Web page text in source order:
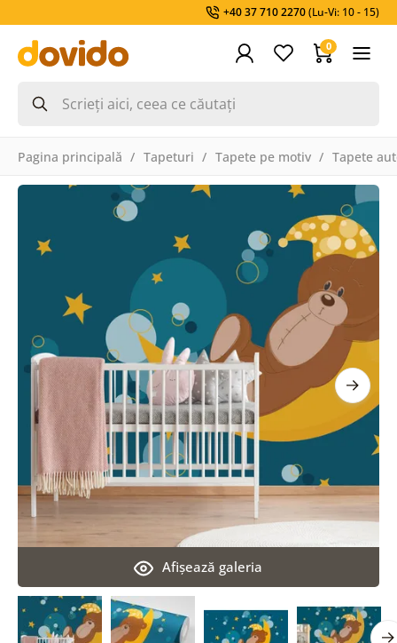
+40 37 710 2270(Lu-Vi: 10 - 15)
0
Pagina principală Tapeturi Tapete pe motiv Tapete
Afişează galeria